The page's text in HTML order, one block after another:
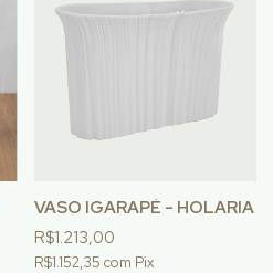
VASO IGARAPÉ - HOLARIA
R$1.213,00
R$1.152,35 com Pix